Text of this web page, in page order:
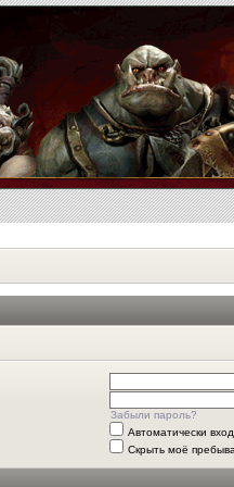
Забыли пароль?
Автоматически
Скрыть моё